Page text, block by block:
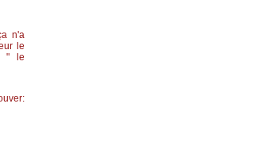
n'a
le
" le